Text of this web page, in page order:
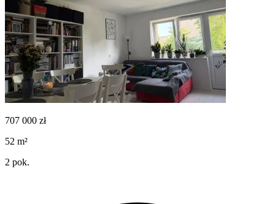
707 000 zł
52 m²
2 pok.